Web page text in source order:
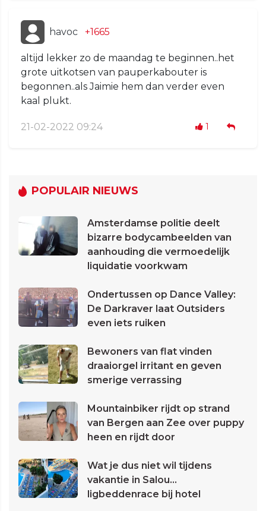
havoc +1665
altijd lekker zo de maandag te beginnen..het
grote uitkotsen van pauperkabouter is
begonnen..als Jaimie hem dan verder even
kaal plukt.
21-02-2022 09:24 1
POPULAIR NIEUWS
Amsterdamse politie deelt
bizarre bodycambeelden van
aanhouding die vermoedelijk
liquidatie voorkwam
Ondertussen op Dance Valley:
De Darkraver laat Outsiders
even iets ruiken
Bewoners van flat vinden
draaiorgel irritant en geven
smerige verrassing
Mountainbiker rijdt op strand
van Bergen aan Zee over puppy
heen en rijdt door
Wat je dus niet wil tijdens
vakantie in Salou...
ligbeddenrace bij hotel